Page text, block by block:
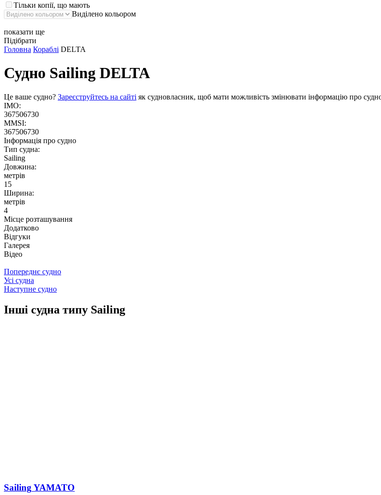
Тільки копії, що мають
Виділено кольором
показати ще
Підібрати
Головна Кораблі DELTA
Судно Sailing DELTA
Це ваше судно? Зареєструйтесь на сайті як судновласник, щоб мати можливість змінювати інформацію про
IMO:
367506730
MMSI:
367506730
Інформація про судно
Тип судна:
Sailing
Довжина:
метрів
15
Ширина:
метрів
4
Місце розташування
Додатково
Відгуки
Галерея
Відео
Попереднє судно
Усі судна
Наступне судно
Інші судна типу Sailing
SailingYAMATO